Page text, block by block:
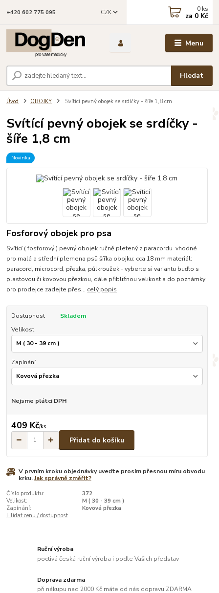
Menu
CZK
Hledat
+420 602 775 095 0 ks
za 0 Kč
Úvod OBOJKY Svítící pevný obojek se srdíčky - šíře 1,8 cm
Svítící pevný obojek se srdíčky -
šíře 1,8 cm
Novinka
Fosforový obojek pro psa
Svítící ( fosforový ) pevný obojek ručně pletený z paracordu vhodné
pro malá a střední plemena psů šířka obojku: cca 18 mm materiál:
paracord, microcord, přezka, půlkroužek - vyberte si variantu buďto s
plastovou či kovovou přezkou, dále přibližnou velikost a do poznámky
pro prodejce zadejte přes... celý popis
Dostupnost
Skladem
Velikost
Zapínání
Nejsme plátci DPH
409 Kč/ks
Přidat do košíku
V prvním kroku objednávky uveďte prosím přesnou míru obvodu
krku.Jak správně změřit?
Číslo produktu:
372
Velikost:
M ( 30 - 39 cm )
Zapínání:
Kovová přezka
Hlídat cenu / dostupnost
Ruční výroba
poctivá česká ruční výroba i podle Vašich představ
Doprava zdarma
při nákupu nad 2000 Kč máte od nás dopravu ZDARMA